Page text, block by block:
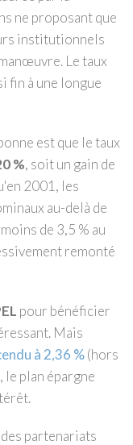
ne proposant que
institutionnels
Le taux
fin à une longue
est que le taux
%, soit un gain de
2001, les
au-delà de
de 3,5 % au
remonté
pour bénéficier
Mais
à 2,36 %(hors
le plan épargne
partenariats